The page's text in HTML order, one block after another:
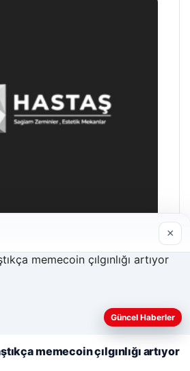
daha iyi anlayabilmek,
ve geliştirmek amacıyla çerezler
×
Güncel Haberler
memecoin çılgınlığı artıyor